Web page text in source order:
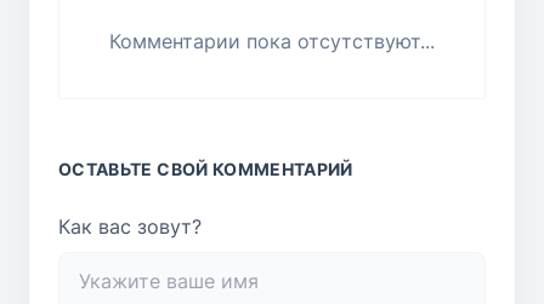
Комментарии пока отсутствуют...
ОСТАВЬТЕ СВОЙ КОММЕНТАРИЙ
Как вас зовут?